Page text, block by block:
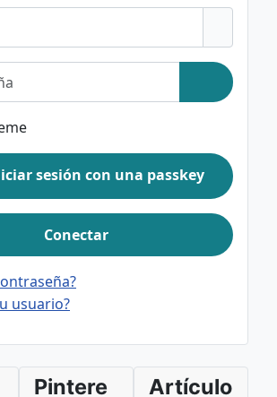
Mostrar
sesión con una passkey
Conectar
usuario?
Pintere
Artículo